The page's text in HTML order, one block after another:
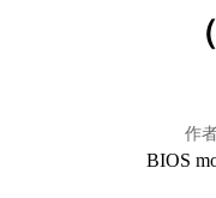
作
BIOS